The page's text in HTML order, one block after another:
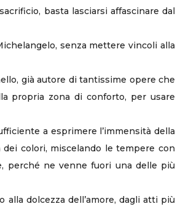
basta lasciarsi affascinare dal
senza mettere vincoli alla
già autore di tantissime opere che
propria zona di conforto, per usare
a esprimere l’immensità della
colori, miscelando le tempere con
perché ne venne fuori una delle più
dolcezza dell’amore, dagli atti più